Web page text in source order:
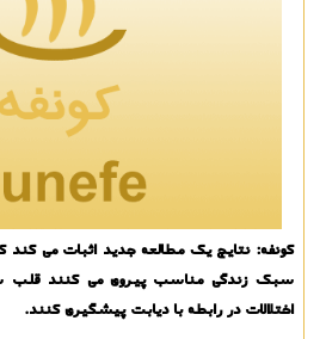
كونفه: نتایج یك مطالعه جدید اثبات می كند
سبك زندگی مناسب پیروی می كنند قلب
اختلالات در رابطه با دیابت پیشگیری كنند.